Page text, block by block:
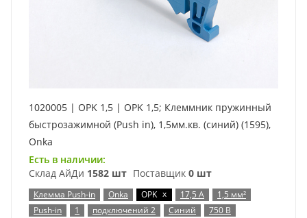
1020005 | OPK 1,5 | OPK 1,5; Клеммник пружинный
быстрозажимной (Push in), 1,5мм.кв. (синий) (1595),
Onka
Есть в наличии:
Склад АйДи 1582 шт Поставщик 0 шт
Клемма Push-in Onka OPK x 17,5 А
1,5 мм²
Push-in
1 подключений 2 Синий 750 В